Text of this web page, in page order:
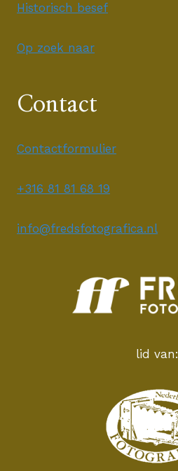
Historisch besef
Op zoek naar
Contact
Contactformulier
+316 81 81 68 19
info@fredsfotografica.nl
lid van: